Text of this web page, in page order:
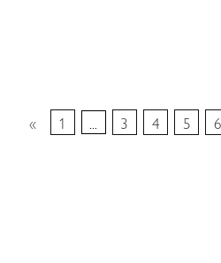
« 1 3 4 5 6